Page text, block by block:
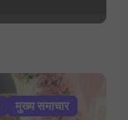
मुख्य समाचार